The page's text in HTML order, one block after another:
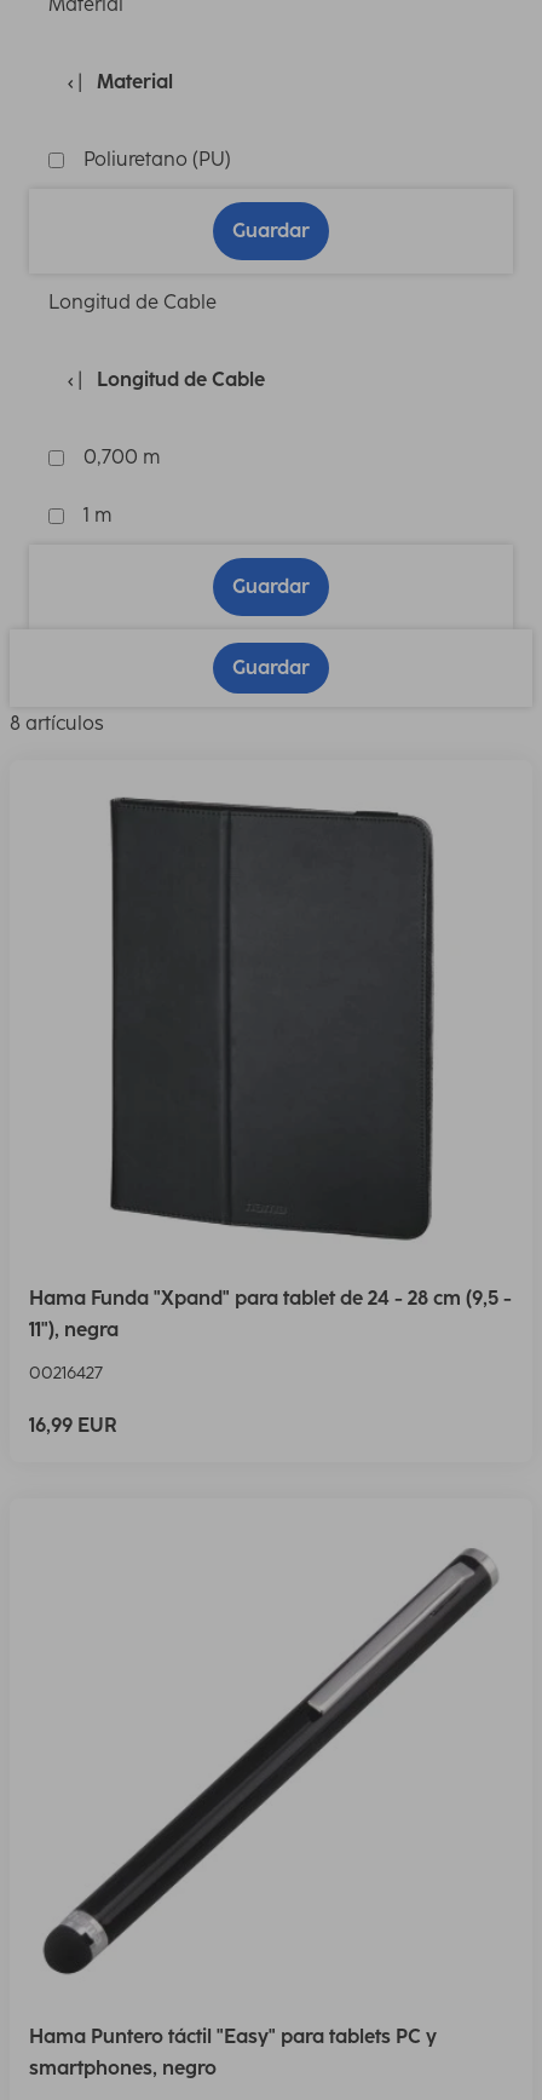
Material
Poliuretano (PU)
Guardar
Longitud de Cable
Longitud de Cable
0,700 m
1 m
Guardar
Guardar
8 artículos
Hama Funda "Xpand" para tablet de 24 - 28 cm (9,5 -
11"), negra
00216427
16,99 EUR
Hama Puntero táctil "Easy" para tablets PC y
smartphones, negro